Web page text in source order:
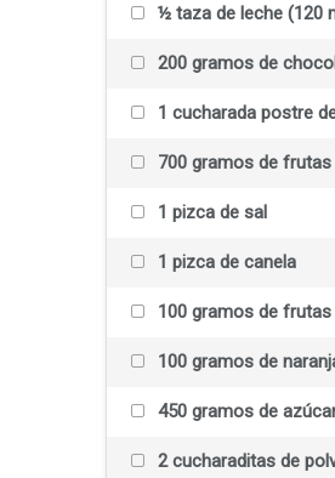
½ taza de leche (120
200 gramos de
1 cucharada postre
700 gramos de
1 pizca de sal
1 pizca de canela
100 gramos de
100 gramos de
450 gramos de
2 cucharaditas de